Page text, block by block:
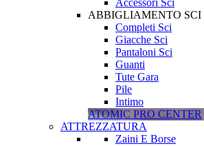
ABBIGLIAMENTO SCI
Completi Sci
Giacche Sci
Pantaloni Sci
Guanti
Tute Gara
Pile
Intimo
ATOMIC PRO CENTER
ATTREZZATURA
Zaini E Borse